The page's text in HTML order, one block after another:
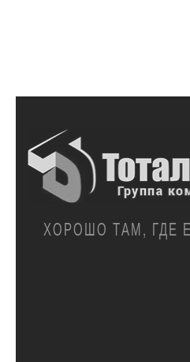
ХОРОШО ТАМ, ГДЕ